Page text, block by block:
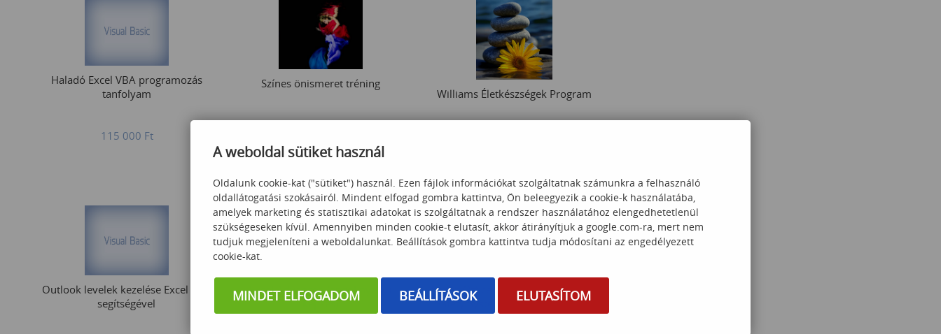
Haladó Excel VBA programozás
tanfolyam
115 000 Ft
Színes önismeret tréning
Williams Életkészségek Program
Outlook levelek kezelése Excel VBA
segítségével
Excel Advanced (angol nyelvű
képzés)
Smart Office Security & Workplace
Safety Systems- Intelligens irodai
biztonság és épületfelügyelet-
A weboldal sütiket használ
Oldalunk cookie-kat ("sütiket") használ. Ezen fájlok információkat szolgáltatnak számunkra a felhasználó
oldallátogatási szokásairól. Mindent elfogad gombra kattintva, Ön beleegyezik a cookie-k használatába,
amelyek marketing és statisztikai adatokat is szolgáltatnak a rendszer használatához elengedhetetlenül
szükségeseken kívül. Amennyiben minden cookie-t elutasít, akkor átirányítjuk a google.com-ra, mert nem
tudjuk megjeleníteni a weboldalunkat. Beállítások gombra kattintva tudja módosítani az engedélyezett
cookie-kat.
MINDET ELFOGADOM BEÁLLÍTÁSOK ELUTASÍTOM